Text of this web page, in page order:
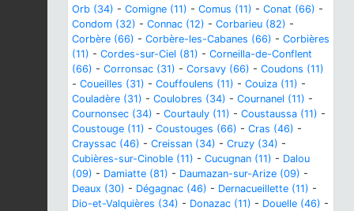
Orb (34) - Comigne (11) - Comus (11) - Conat (66) -
Condom (32) - Connac (12) - Corbarieu (82) -
Corbère (66) - Corbère-les-Cabanes (66) - Corbières
(11) - Cordes-sur-Ciel (81) - Corneilla-de-Conflent
(66) - Corronsac (31) - Corsavy (66) - Coudons (11)
- Coueilles (31) - Couffoulens (11) - Couiza (11) -
Couladère (31) - Coulobres (34) - Cournanel (11) -
Cournonsec (34) - Courtauly (11) - Coustaussa (11) -
Coustouge (11) - Coustouges (66) - Cras (46) -
Crayssac (46) - Creissan (34) - Cruzy (34) -
Cubières-sur-Cinoble (11) - Cucugnan (11) - Dalou
(09) - Damiatte (81) - Daumazan-sur-Arize (09) -
Deaux (30) - Dégagnac (46) - Dernacueillette (11) -
Dio-et-Valquières (34) - Donazac (11) - Douelle (46) -